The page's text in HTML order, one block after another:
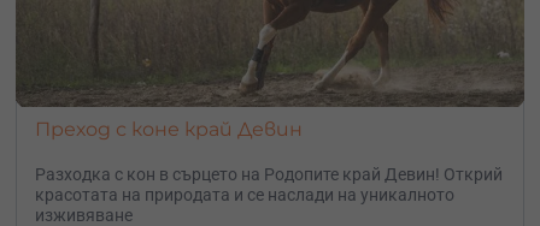
Преход с коне край Девин
Разходка с кон в сърцето на Родопите край Девин! Открий
красотата на природата и се наслади на уникалното
изживяване